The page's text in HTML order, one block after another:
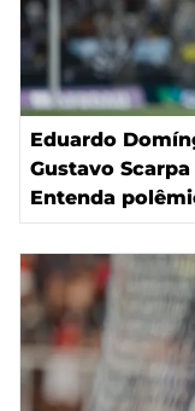
Eduardo
Gustavo
Entenda